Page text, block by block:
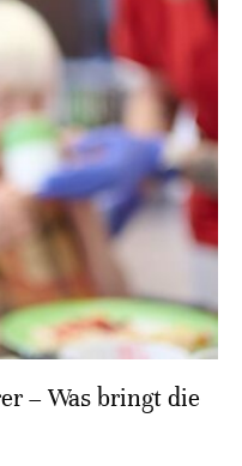
– Was bringt die